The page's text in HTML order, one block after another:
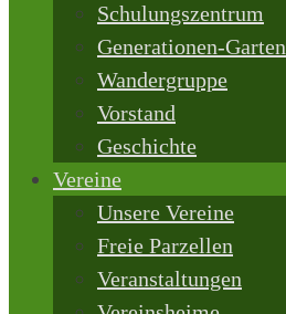
Schulungszentrum
Generationen-Garten
Wandergruppe
Vorstand
Geschichte
Vereine
Unsere Vereine
Freie Parzellen
Veranstaltungen